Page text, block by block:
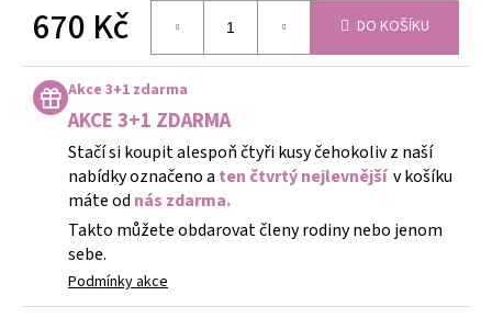
670 Kč
cena:
DO KOŠÍKU
Akce 3+1 zdarma
AKCE 3+1 ZDARMA
Stačí si koupit alespoň čtyři kusy čehokoliv z naší
nabídky označeno a ten čtvrtý nejlevnější v košíku
máte od nás zdarma.
Takto můžete obdarovat členy rodiny nebo jenom
sebe.
Podmínky akce